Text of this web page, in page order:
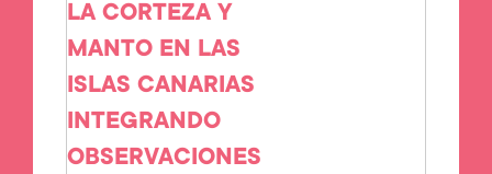
LA CORTEZA Y
MANTO EN LAS
ISLAS CANARIAS
INTEGRANDO
OBSERVACIONES